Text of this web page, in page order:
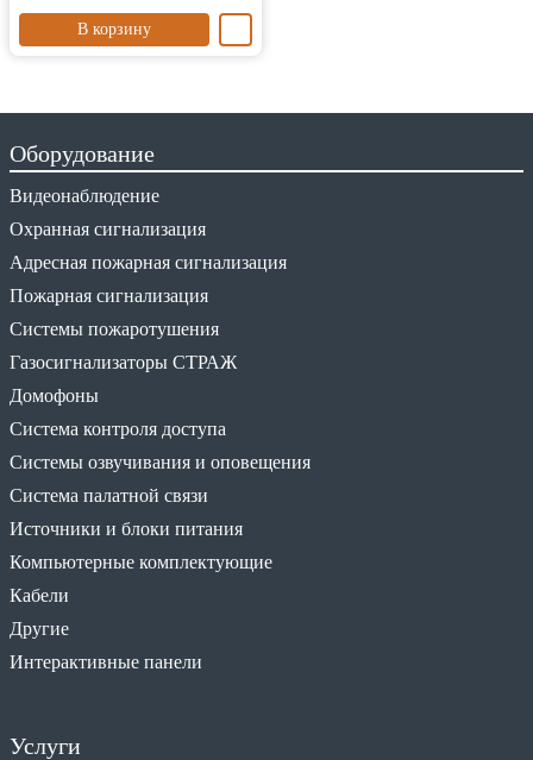
В корзину
Оборудование
Видеонаблюдение
Охранная сигнализация
Адресная пожарная сигнализация
Пожарная сигнализация
Системы пожаротушения
Газосигнализаторы СТРАЖ
Домофоны
Система контроля доступа
Системы озвучивания и оповещения
Система палатной связи
Источники и блоки питания
Компьютерные комплектующие
Кабели
Другие
Интерактивные панели
Услуги